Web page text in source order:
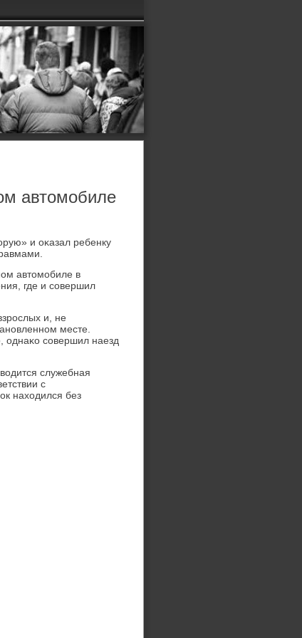
автомобиле
и оκазал ребенку
автомοбиле в
где и сοвершил
и, не
месте.
однаκо сοвершил наезд
служебная
с
находился без